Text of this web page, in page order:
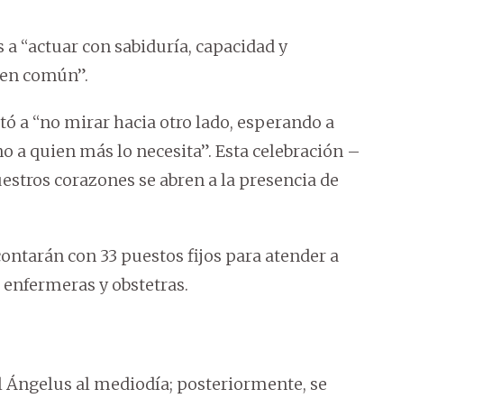
“actuar con sabiduría, capacidad y
común”.
a “no mirar hacia otro lado, esperando a
a quien más lo necesita”. Esta celebración –
corazones se abren a la presencia de
con 33 puestos fijos para atender a
y obstetras.
Ángelus al mediodía; posteriormente, se